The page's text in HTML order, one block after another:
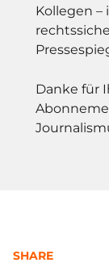
Kollegen
Danke für
SHARE